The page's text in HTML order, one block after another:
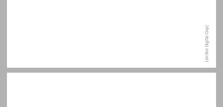
לפני שנתחיל... ... 11